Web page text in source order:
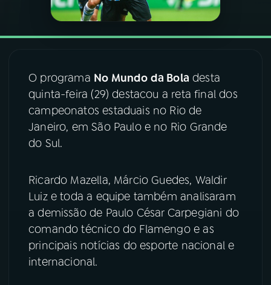
VIDEOCASTS
08 FESTIVAL DE MÚSICA
ACOMPANHE A RÁDIO NACIONAL
Instagram X
TikTok
O programa No Mundo da Bola desta
quinta-feira (29) destacou a reta final dos
campeonatos estaduais no Rio de
Janeiro, em São Paulo e no Rio Grande
do Sul.
Ricardo Mazella, Márcio Guedes, Waldir
Luiz e toda a equipe também analisaram
a demissão de Paulo César Carpegiani do
comando técnico do Flamengo e as
principais notícias do esporte nacional e
internacional.